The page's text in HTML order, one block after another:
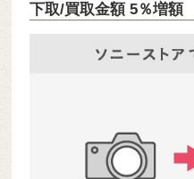
下取/買取金額 5％増額